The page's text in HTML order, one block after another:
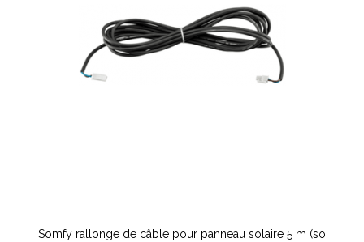
Somfy rallonge de câble pour panneau solaire 5 m (so